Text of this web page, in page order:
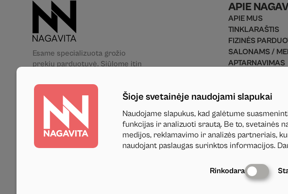
Esame specializuota grožio
prekių parduotuvė. Siūlome itin
priemonių asortimentą. Jūsų
patogumui turime net 5 fizines
parduotuves skirtinguose
Lietuvos miestuose. Mums rūpi
ne tik Jūsų grožis, bet ir
saugumas, todėl pas mus rasite
tik patikimų gamintojų,
APIE
APIE MUS
TINKLARAŠTIS
FIZINĖS
SALONAMS /
APTARNAVIMAS
KONTAKTAI
Šioje svetainėje naudojami slapukai
Naudojame slapukus, kad galėtume
funkcijas ir analizuoti srautą. Be to, svetainės
medijos, reklamavimo ir analizės partneriais,
naudojant paslaugas surinktos informacijos.
Rinkodara